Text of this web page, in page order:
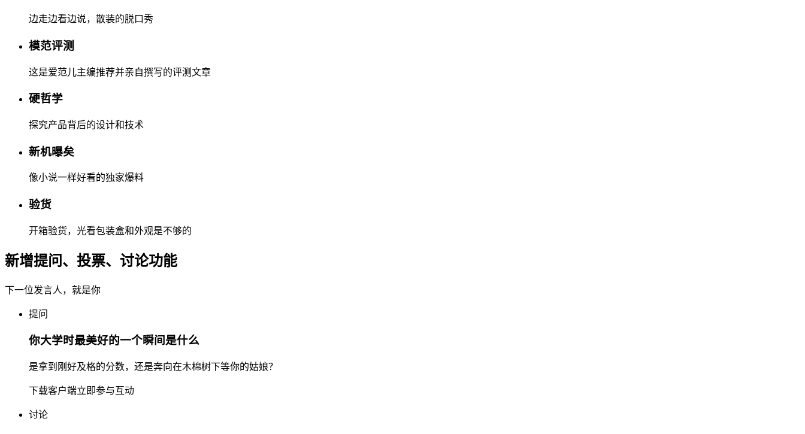
边走边看边说，散装的脱口秀
模范评测
这是爱范儿主编推荐并亲自撰写的评测文章
硬哲学
探究产品背后的设计和技术
新机曝矣
像小说一样好看的独家爆料
验货
开箱验货，光看包装盒和外观是不够的
新增提问、投票、讨论功能
下一位发言人，就是你
提问
你大学时最美好的一个瞬间是什么
是拿到刚好及格的分数，还是奔向在木棉树下等你的姑娘？
下载客户端立即参与互动
讨论